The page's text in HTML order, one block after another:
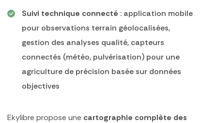
Suivi technique connecté : application mobile
pour observations terrain géolocalisées,
gestion des analyses qualité, capteurs
connectés (météo, pulvérisation) pour une
agriculture de précision basée sur données
objectives
Ekylibre propose une cartographie complète des